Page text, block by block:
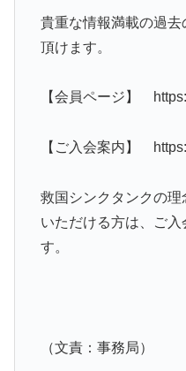
貴重な情報満載の過
頂けます。
【会員ページ】
【ご入会案内】
救国シンクタンクの
いただける方は、ご
す。
（文責：事務局）